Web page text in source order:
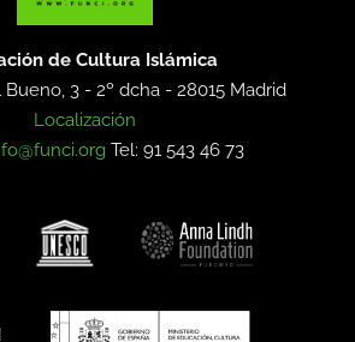
de Cultura Islámica
3 - 2º dcha -28015 Madrid
Localización
Tel: 91 543 46 73